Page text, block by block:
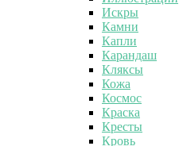
Искры
Камни
Капли
Карандаш
Кляксы
Кожа
Космос
Краска
Кресты
Кровь